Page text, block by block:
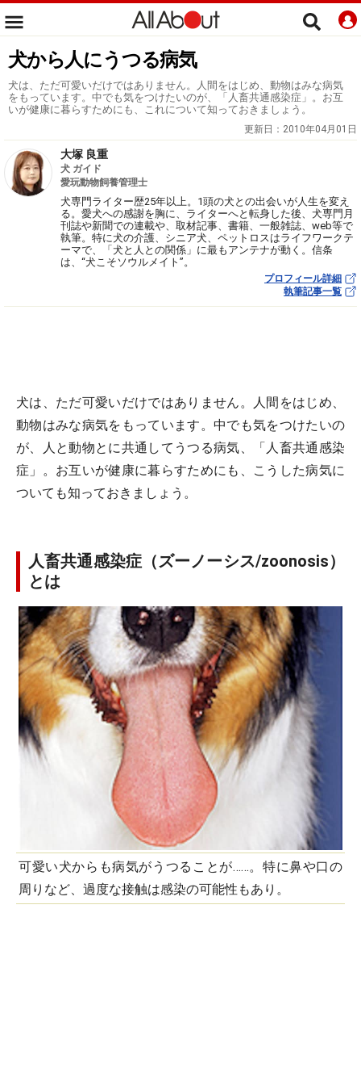
犬から人にうつる病気
犬は、ただ可愛いだけではありません。人間をはじめ、動物はみな病気
をもっています。中でも気をつけたいのが、「人畜共通感染症」。お互
いが健康に暮らすためにも、これについて知っておきましょう。
更新日： 2010年04月01日
大塚 良重
犬 ガイド
愛玩動物飼養管理士
犬専門ライター歴25年以上。1頭の犬との出会いが人生を変え
る。愛犬への感謝を胸に、ライターへと転身した後、犬専門月
刊誌や新聞での連載や、取材記事、書籍、一般雑誌、web等で
執筆。特に犬の介護、シニア犬、ペットロスはライフワークテ
ーマで、「犬と人との関係」に最もアンテナが動く。信条
は、“犬こそソウルメイト”。
プロフィール詳細
執筆記事一覧
犬は、ただ可愛いだけではありません。人間をはじめ、
動物はみな病気をもっています。中でも気をつけたいの
が、人と動物とに共通してうつる病気、「人畜共通感染
症」。お互いが健康に暮らすためにも、こうした病気に
ついても知っておきましょう。
人畜共通感染症（ズーノーシス/zoonosis）
とは
可愛い犬からも病気がうつることが……。特に鼻や口の
周りなど、過度な接触は感染の可能性もあり。